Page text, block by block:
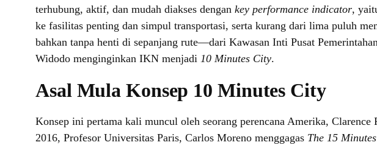
terhubung, aktif, dan mudah diakses dengan key performance indicator,
ke fasilitas penting dan simpul transportasi, serta kurang dari lima puluh
bahkan tanpa henti di sepanjang rute—dari Kawasan Inti Pusat
Widodo menginginkan IKN menjadi 10 Minutes City.
Asal Mula Konsep 10 Minutes City
Konsep ini pertama kali muncul oleh seorang perencana Amerika, Clarence
2016, Profesor Universitas Paris, Carlos Moreno menggagas The 15